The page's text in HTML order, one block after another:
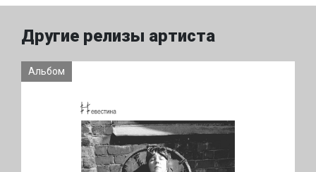
Другие релизы артиста
Альбом